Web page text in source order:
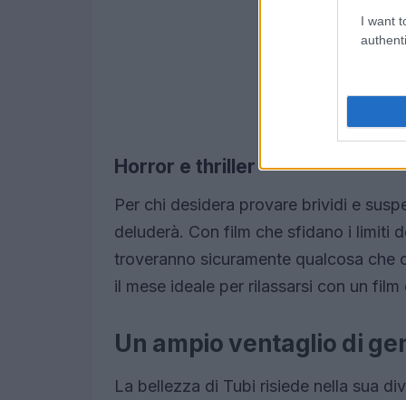
I want
Horror e thriller
Per chi desidera provare brividi e
deluderà. Con film che sfidano i limiti
troveranno sicuramente qualcosa che
il mese ideale per rilassarsi con un film
Un ampio ventaglio di
La bellezza di Tubi risiede nella sua